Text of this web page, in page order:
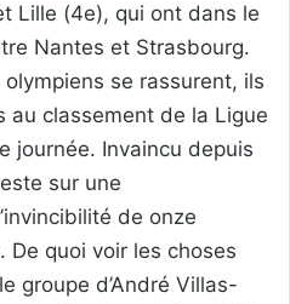
Lille (4e), qui ont dans le
Nantes et Strasbourg.
se rassurent, ils
au classement de la Ligue
journée. Invaincu depuis
sur une
de onze
De quoi voir les choses
groupe d’André Villas-